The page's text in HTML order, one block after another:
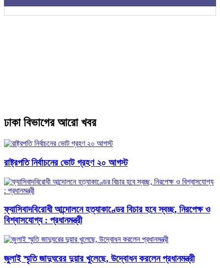
ঢাকা বিভাগের আরো খবর
রাষ্ট্রপতি নির্বাচনের ভোট গ্রহণ ২০ আগস্ট
ফ্যাসিবাদবিরোধী আন্দোলনে হত্যাকাণ্ডের বিচার হবে স্বচ্ছ, নিরপেক্ষ ও
বিশ্বাসযোগ্য : প্রধানমন্ত্রী
জুলাই স্মৃতি জাদুঘরের দুয়ার খুলেছে, উদ্বোধন করলেন প্রধানমন্ত্রী